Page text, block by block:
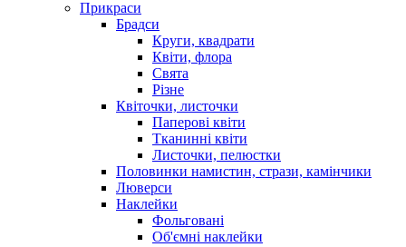
Прикраси
Брадси
Круги, квадрати
Квіти, флора
Свята
Різне
Квіточки, листочки
Паперові квіти
Тканинні квіти
Листочки, пелюстки
Половинки намистин, стрази, камінчики
Люверси
Наклейки
Фольговані
Об'ємні наклейки